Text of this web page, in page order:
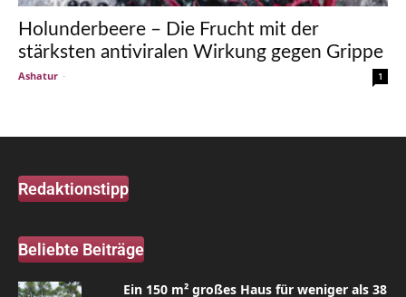
Holunderbeere – Die Frucht mit der
stärksten antiviralen Wirkung gegen Grippe
Ashatur - 1
Redaktionstipp
Beliebte Beiträge
Ein 150 m² großes Haus für weniger als 38